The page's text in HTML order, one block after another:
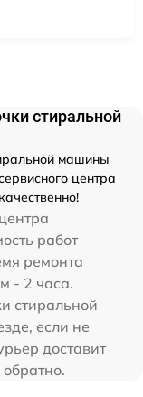
стиральной
машины
центра
работ
ремонта
- 2 часа.
стиральной
если не
доставит